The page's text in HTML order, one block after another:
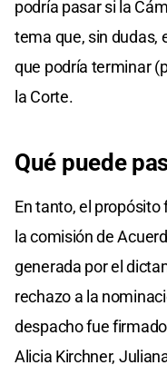
podría pasar si la
tema que, sin dudas,
que podría terminar
la Corte.
Qué puede
En tanto, el
la comisión de
generada por el
rechazo a la
despacho fue
Alicia Kirchner,